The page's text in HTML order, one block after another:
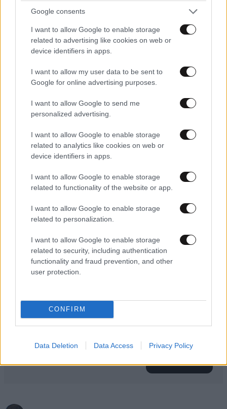
Google consents
I want to allow Google to enable storage
related to advertising like cookies on web or
device identifiers in apps.
I want to allow my user data to be sent to
Google for online advertising purposes.
I want to allow Google to send me
personalized advertising.
I want to allow Google to enable storage
related to analytics like cookies on web or
device identifiers in apps.
I want to allow Google to enable storage
related to functionality of the website or app.
I want to allow Google to enable storage
related to personalization.
I want to allow Google to enable storage
related to security, including authentication
functionality and fraud prevention, and other
user protection.
CONFIRM
Data Deletion Data Access Privacy Policy
ΣΧΌΛΙΑ ΑΝΑΓΝΩΣΤΏΝ
Xαρακτήρες: 0/1000